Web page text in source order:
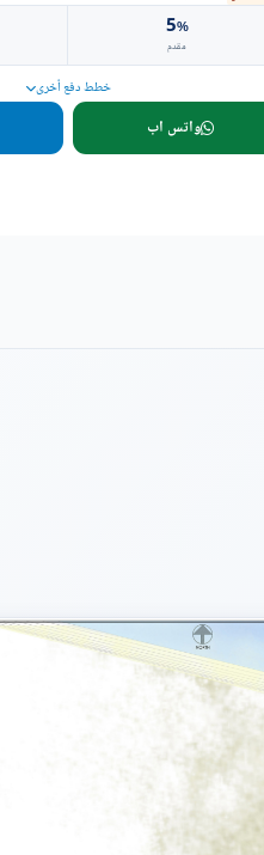
5%
مقدم
خطط دفع أخرى
واتس اب